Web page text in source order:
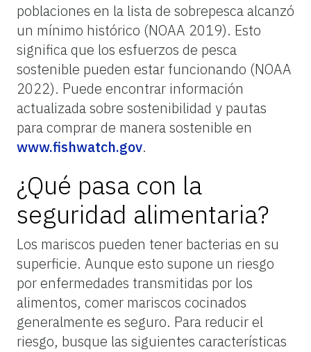
poblaciones en la lista de sobrepesca alcanzó
un mínimo histórico (NOAA 2019). Esto
significa que los esfuerzos de pesca
sostenible pueden estar funcionando (NOAA
2022). Puede encontrar información
actualizada sobre sostenibilidad y pautas
para comprar de manera sostenible en
www.fishwatch.gov.
¿Qué pasa con la
seguridad alimentaria?
Los mariscos pueden tener bacterias en su
superficie. Aunque esto supone un riesgo
por enfermedades transmitidas por los
alimentos, comer mariscos cocinados
generalmente es seguro. Para reducir el
riesgo, busque las siguientes características